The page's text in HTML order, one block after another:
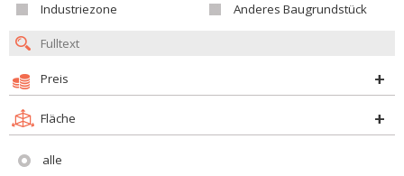
Industriezone
Anderes Baugrundstück
Preis
Fläche
alle